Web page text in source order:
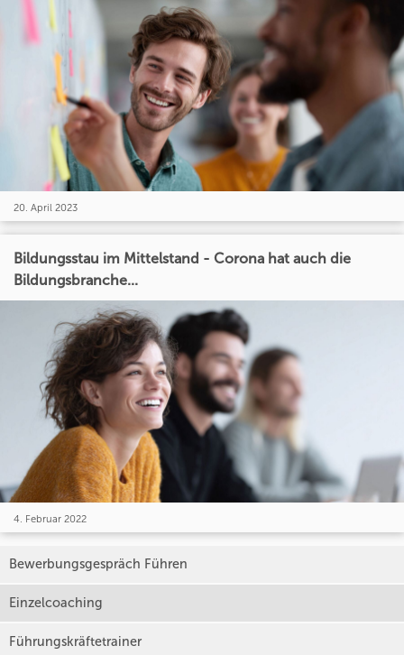
20. April 2023
Bildungsstau im Mittelstand - Corona hat auch die
Bildungsbranche...
4. Februar 2022
Bewerbungsgespräch Führen
Einzelcoaching
Führungskräftetrainer